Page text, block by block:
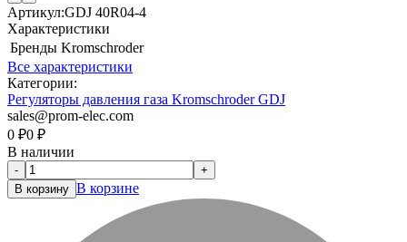
Артикул:GDJ 40R04-4
Характеристики
Бренды Kromschroder
Все характеристики
Категории:
Регуляторы давления газа Kromschroder GDJ
sales@prom-elec.com
0 ₽0 ₽
В наличии
-
+
В корзину В корзине